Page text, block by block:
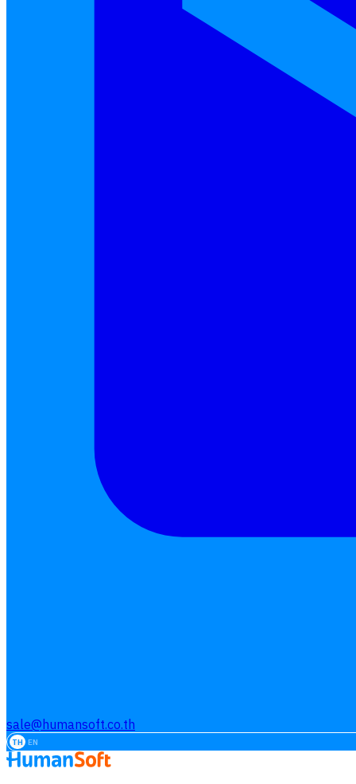
sale@humansoft.co.th
TH EN